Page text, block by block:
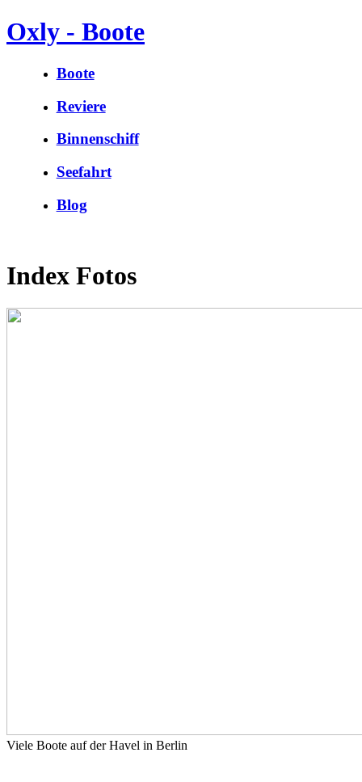
Oxly - Boote
Boote
Reviere
Binnenschiff
Seefahrt
Blog
Index Fotos
Viele Boote auf der Havel in Berlin